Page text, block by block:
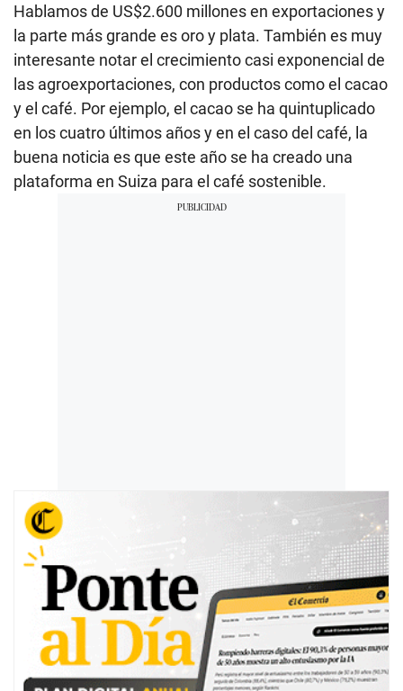
Hablamos de US$2.600 millones en exportaciones y
la parte más grande es oro y plata. También es muy
interesante notar el crecimiento casi exponencial de
las agroexportaciones, con productos como el cacao
y el café. Por ejemplo, el cacao se ha quintuplicado
en los cuatro últimos años y en el caso del café, la
buena noticia es que este año se ha creado una
plataforma en Suiza para el café sostenible.